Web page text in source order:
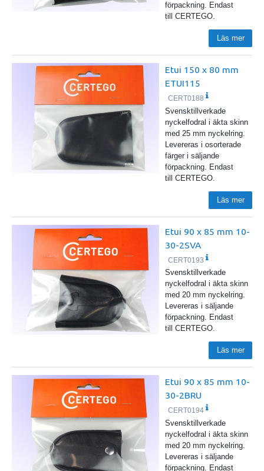
förpackning. Endast
till CERTEGO.
Läs mer
Etui 150 x 80 mm
ETUI115
CERT0188
Svensktillverkade
nyckelfodral i äkta skinn
med 25 mm nyckelring.
Levereras i osorterade
färger i säljande
förpackning. Endast
till CERTEGO.
Läs mer
Etui 90 x 85 mm 10-
30-2SVA
CERT0193
Svensktillverkade
nyckelfodral i äkta skinn
med 20 mm nyckelring.
Levereras i säljande
förpackning. Endast
till CERTEGO.
Läs mer
Etui 90 x 85 mm 10-
30-2BRU
CERT0194
Svensktillverkade
nyckelfodral i äkta skinn
med 20 mm nyckelring.
Levereras i säljande
förpackning. Endast